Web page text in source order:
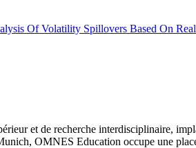
Of Volatility Spillovers Based On
et de recherche interdisciplinaire,
OMNES Education occupe une